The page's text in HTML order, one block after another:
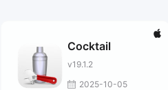
Cocktail
v19.1.2
2025-10-05